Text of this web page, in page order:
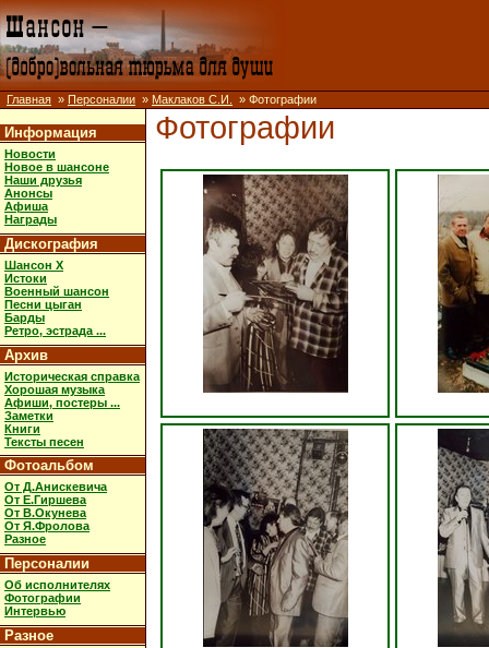
Главная » Персоналии » Маклаков С.И. » Фотографии
Информация
Новости
Новое в шансоне
Наши друзья
Анонсы
Афиша
Награды
Дискография
Шансон X
Истоки
Военный шансон
Песни цыган
Барды
Ретро, эстрада ...
Архив
Историческая справка
Хорошая музыка
Афиши, постеры ...
Заметки
Книги
Тексты песен
Фотоальбом
От Д.Анискевича
От Е.Гиршева
От В.Окунева
От Я.Фролова
Разное
Персоналии
Об исполнителях
Фотографии
Интервью
Разное
Фотографии